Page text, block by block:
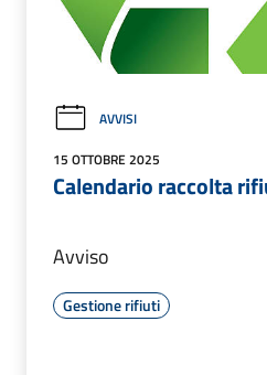
AVVISI
15 OTTOBRE 2025
Calendario raccolta
Avviso
Gestione rifiuti